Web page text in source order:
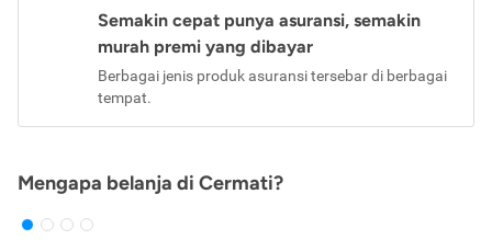
Semakin cepat punya asuransi, semakin
murah premi yang dibayar
Berbagai jenis produk asuransi tersebar di berbagai
tempat.
Mengapa belanja di Cermati?